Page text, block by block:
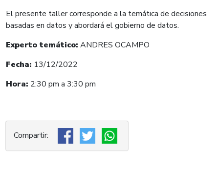
El presente taller corresponde a la temática de decisiones
basadas en datos y abordará el gobierno de datos.
Experto temático: ANDRES OCAMPO
Fecha: 13/12/2022
Hora: 2:30 pm a 3:30 pm